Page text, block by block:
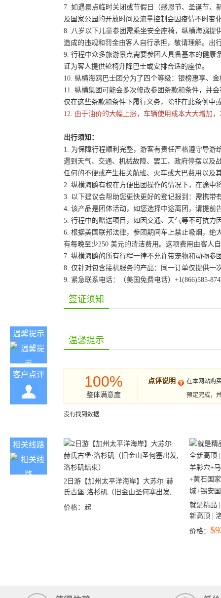
7. 如遇景点临时关闭或节假日（感恩节、圣诞节
及国家公园的开放时间及流量控制会因疫情不时变
8. 八岁以下儿童参团需乘坐安全座椅，纵横海鸥提
造成的违规和罚金由客人自行承担，敬请理解。出
9. 行程中众多旅游景点需要参团人具备基本的健
证为客人提供轮椅升降巴士或安排合适的座位。
10. 纵横海鸥巴士团分为了四个等级：银榜惠享、
11. 纵横集团可能会多次修改参团条款和条件，并
仅在这些条款和条件下履行义务，除非在此条例中
12. 由于油价的大幅上涨，车辆使用成本大大增加
出行须知：
1. 为保障行程顺利完整，游客有责任严格遵守导
遇到天气、交通、机械故障、罢工、政府停摆以及
任何的不便或产生相关航班、火车或大巴费用以及
2. 纵横海鸥有权在方便出团操作的情况下，在途
3. 以下建议会帮助您更快更好的登记报到：需携
4. 该产品是团体活动，如您选择中途离团，请提
5. 行程中的赠送项目，如因交通、天气等不可抗
6. 根据美国联邦法律，参团期间车上禁止吸烟，
有每晚至少250 美元的清洁费用。这项费用由客人
7. 纵横海鸥的所有行程一律不允许带宠物和动物参
8. 仅针对包含接机服务的产品：同一订单仅提供
9. 紧急联系电话：（美国免费电话）+1(866)585-
签证须知
温馨提示
温馨提示
客户点评 100%
整体满意度
点评说明
在本网站购
预定完成，
没有找到数据.
相关线路
2日游【加州太平洋海岸】大苏尔·赫
氏古堡·洛杉矶（旧金山圣何塞出发,
洛杉矶结束）
价格： 起
就是精品
新高顶 |
彩穴+马
价格：